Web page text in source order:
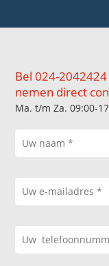
Bel 024-
nemen direct
Ma. t/m Za. 09:00-